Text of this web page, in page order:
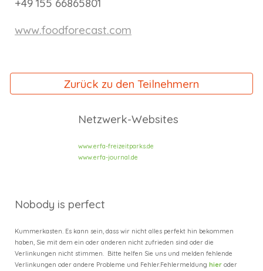
www.foodforecast.com
Zurück zu den Teilnehmern
Netzwerk-Websites
www.erfa-freizeitparks.de
www.erfa-journal.de
Nobody is perfect
Kummerkasten. Es kann sein, dass wir nicht alles perfekt hin bekommen
haben, Sie mit dem ein oder anderen nicht zufrieden sind oder die
Verlinkungen nicht stimmen. Bitte helfen Sie uns und melden fehlende
Verlinkungen oder andere Probleme und Fehler.Fehlermeldunghier oder